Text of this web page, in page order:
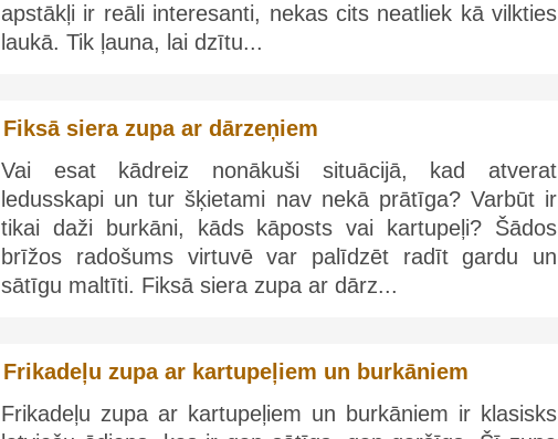
apstākļi ir reāli interesanti, nekas cits neatliek kā vilkties
laukā. Tik ļauna, lai dzītu...
Fiksā siera zupa ar dārzeņiem
Vai esat kādreiz nonākuši situācijā, kad atverat
ledusskapi un tur šķietami nav nekā prātīga? Varbūt ir
tikai daži burkāni, kāds kāposts vai kartupeļi? Šādos
brīžos radošums virtuvē var palīdzēt radīt gardu un
sātīgu maltīti. Fiksā siera zupa ar dārz...
Frikadeļu zupa ar kartupeļiem un burkāniem
Frikadeļu zupa ar kartupeļiem un burkāniem ir klasisks